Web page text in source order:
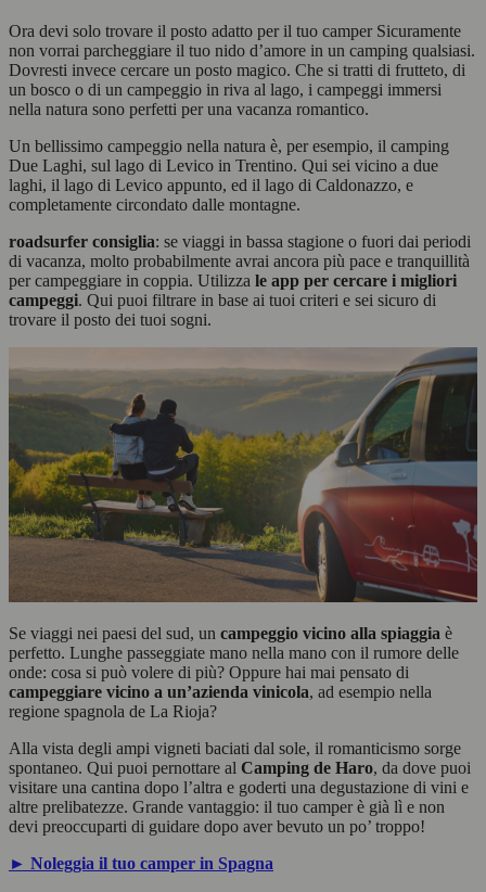
Ora devi solo trovare il posto adatto per il tuo camper Sicuramente
non vorrai parcheggiare il tuo nido d’amore in un camping qualsiasi.
Dovresti invece cercare un posto magico. Che si tratti di frutteto, di
un bosco o di un campeggio in riva al lago, i campeggi immersi
nella natura sono perfetti per una vacanza romantico.
Un bellissimo campeggio nella natura è, per esempio, il camping
Due Laghi, sul lago di Levico in Trentino. Qui sei vicino a due
laghi, il lago di Levico appunto, ed il lago di Caldonazzo, e
completamente circondato dalle montagne.
roadsurfer consiglia: se viaggi in bassa stagione o fuori dai periodi
di vacanza, molto probabilmente avrai ancora più pace e tranquillità
per campeggiare in coppia. Utilizza le app per cercare i migliori
campeggi. Qui puoi filtrare in base ai tuoi criteri e sei sicuro di
trovare il posto dei tuoi sogni.
Se viaggi nei paesi del sud, un campeggio vicino alla spiaggia è
perfetto. Lunghe passeggiate mano nella mano con il rumore delle
onde: cosa si può volere di più? Oppure hai mai pensato di
campeggiare vicino a un’azienda vinicola, ad esempio nella
regione spagnola de La Rioja?
Alla vista degli ampi vigneti baciati dal sole, il romanticismo sorge
spontaneo. Qui puoi pernottare al Camping de Haro, da dove puoi
visitare una cantina dopo l’altra e goderti una degustazione di vini e
altre prelibatezze. Grande vantaggio: il tuo camper è già lì e non
devi preoccuparti di guidare dopo aver bevuto un po’ troppo!
► Noleggia il tuo camper in Spagna